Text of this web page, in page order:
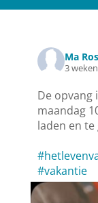
Ma
3
De opvang
maandag
laden en
#vakantie